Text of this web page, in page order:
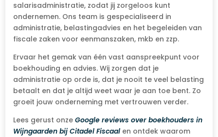
salarisadministratie, zodat jij zorgeloos kunt
ondernemen. Ons team is gespecialiseerd in
administratie, belastingadvies en het begeleiden van
fiscale zaken voor eenmanszaken, mkb en zzp.
Ervaar het gemak van één vast aanspreekpunt voor
boekhouding en advies. Wij zorgen dat je
administratie op orde is, dat je nooit te veel belasting
betaalt en dat je altijd weet waar je aan toe bent. Zo
groeit jouw onderneming met vertrouwen verder.
Lees gerust onzeGoogle reviews over boekhouders in
Wijngaarden bij Citadel Fiscaal en ontdek waarom